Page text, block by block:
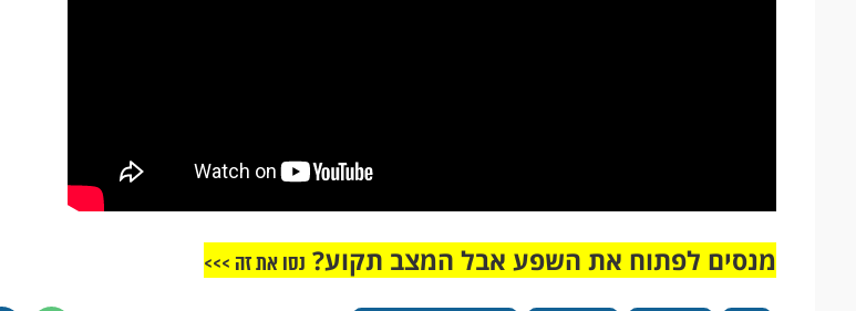
מנסים לפתוח את השפע אבל המצב תקוע? נסו את זה >>>